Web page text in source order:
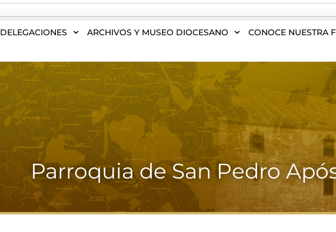
DELEGACIONES ARCHIVOS Y MUSEO DIOCESANO CONOCE NUESTRA
Parroquia de San Pedro